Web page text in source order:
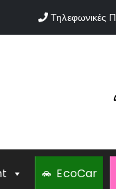
Τηλεφωνικές
EcoCar